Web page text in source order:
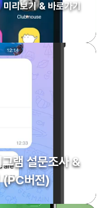
미리보기 & 바로가기
램 설문조사 &
(PC버전)